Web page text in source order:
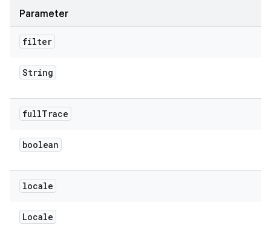
Parameter
filter
String
fullTrace
boolean
locale
Locale